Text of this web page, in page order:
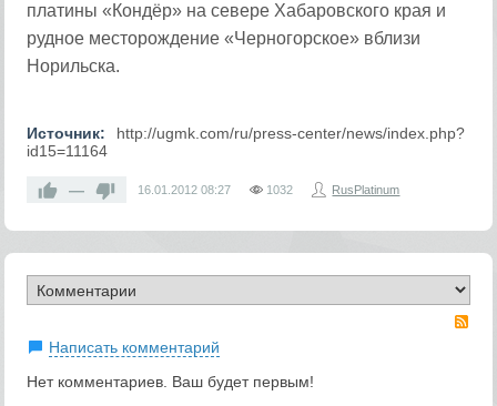
платины «Кондёр» на севере Хабаровского края и
рудное месторождение «Черногорское» вблизи
Норильска.
Источник:
http://ugmk.com/ru/press-center/news/index.php?
id15=11164
— 16.01.2012 08:27 1032 RusPlatinum
Написать комментарий
Нет комментариев. Ваш будет первым!